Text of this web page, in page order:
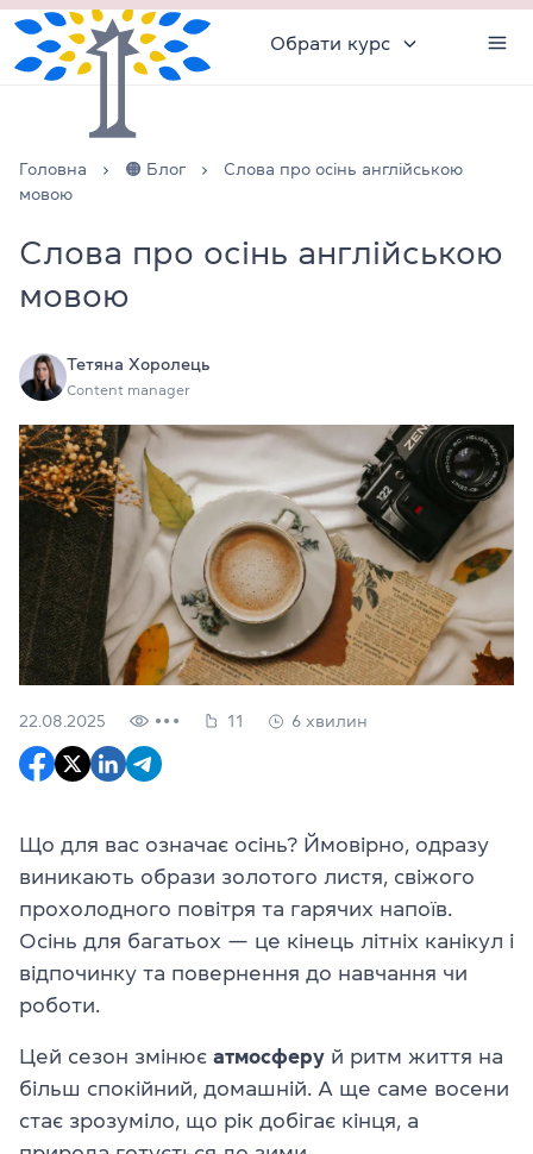
Обрати курс
Головна 🟠 Блог
Слова про осінь англійською
мовою
Слова про осінь англійською
мовою
Тетяна Хоролець
Content manager
22.08.2025 11 6 хвилин
Що для вас означає осінь? Ймовірно, одразу
виникають образи золотого листя, свіжого
прохолодного повітря та гарячих напоїв.
Осінь для багатьох — це кінець літніх канікул і
відпочинку та повернення до навчання чи
роботи.
Цей сезон змінює атмосферу й ритм життя на
більш спокійний, домашній. А ще саме восени
стає зрозуміло, що рік добігає кінця, а